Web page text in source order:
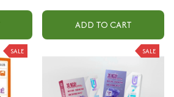
ADD TO CART
SALE SALE